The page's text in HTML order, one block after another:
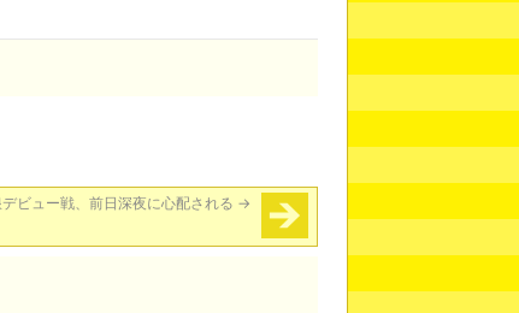
ビュー戦、前日深夜に心配される →